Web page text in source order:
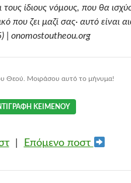
τους ίδιους νόμους, που θα
που ζει μαζί σας· αυτό είναι
| onomostoutheou.org
Θεού. Μοιράσου αυτό το μήνυμα!
ΚΕΙΜΈΝΟΥ
| Επόμενο ποστ